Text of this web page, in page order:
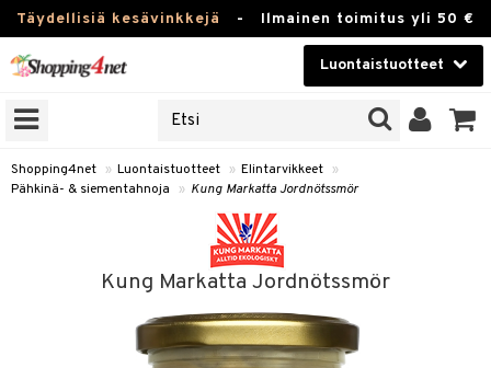
Täydellisiä kesävinkkejä - Ilmainen toimitus yli 50 €
Luontaistuotteet
Kauneudenhoito
Piilolinssit
Koti & Sisustus
Shopping4net » Luontaistuotteet » Elintarvikkeet »
Pähkinä- & siementahnoja
» Kung Markatta Jordnötssmör
Kung Markatta Jordnötssmör